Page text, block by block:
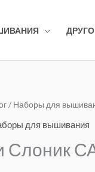
/ Наборы для
для вышивания
Слоник